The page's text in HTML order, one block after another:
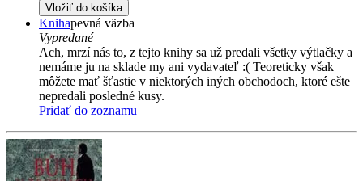
Vložiť do košíka
Knihapevná väzba
Vypredané
Ach, mrzí nás to, z tejto knihy sa už predali všetky výtlačky a
nemáme ju na sklade my ani vydavateľ :( Teoreticky však
môžete mať šťastie v niektorých iných obchodoch, ktoré ešte
nepredali posledné kusy.
Pridať do zoznamu